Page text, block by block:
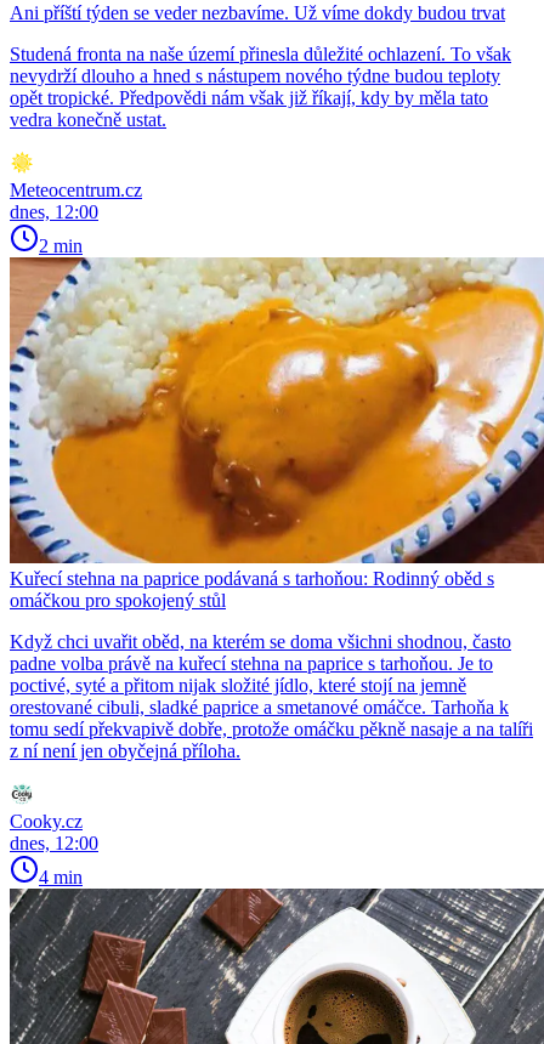
Ani příští týden se veder nezbavíme. Už víme dokdy budou trvat
Studená fronta na naše území přinesla důležité ochlazení. To však
nevydrží dlouho a hned s nástupem nového týdne budou teploty
opět tropické. Předpovědi nám však již říkají, kdy by měla tato
vedra konečně ustat.
Meteocentrum.cz
dnes, 12:00
2 min
Kuřecí stehna na paprice podávaná s tarhoňou: Rodinný oběd s
omáčkou pro spokojený stůl
Když chci uvařit oběd, na kterém se doma všichni shodnou, často
padne volba právě na kuřecí stehna na paprice s tarhoňou. Je to
poctivé, syté a přitom nijak složité jídlo, které stojí na jemně
orestované cibuli, sladké paprice a smetanové omáčce. Tarhoňa k
tomu sedí překvapivě dobře, protože omáčku pěkně nasaje a na talíři
z ní není jen obyčejná příloha.
Cooky.cz
dnes, 12:00
4 min